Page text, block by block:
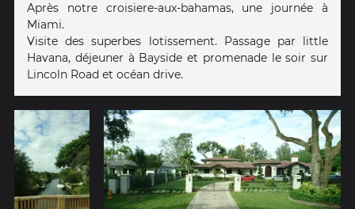
Après notre croisiere-aux-bahamas, une journée à
Miami.
Visite des superbes lotissement. Passage par little
Havana, déjeuner à Bayside et promenade le soir sur
Lincoln Road et océan drive.